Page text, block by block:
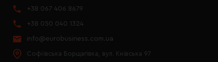
+38 067 406 8679
+38 050 040 1324
info@eurobusiness.com.ua
Софіївська Борщагівка, вул. Київська 97